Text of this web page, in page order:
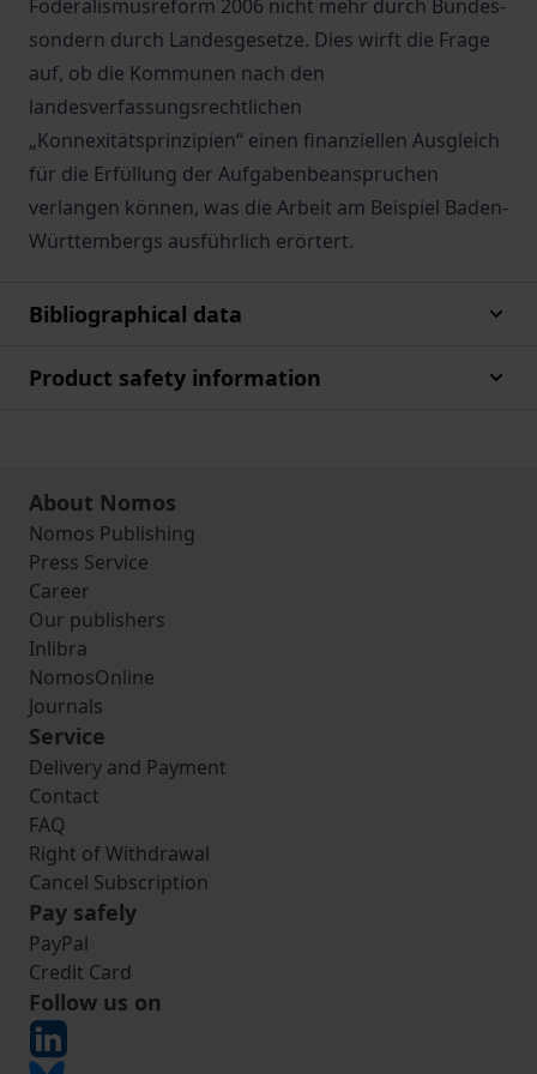
Föderalismusreform 2006 nicht mehr durch Bundes-
sondern durch Landesgesetze. Dies wirft die Frage
auf, ob die Kommunen nach den
landesverfassungsrechtlichen
„Konnexitätsprinzipien“ einen finanziellen Ausgleich
für die Erfüllung der Aufgabenbeanspruchen
verlangen können, was die Arbeit am Beispiel Baden-
Württembergs ausführlich erörtert.
Bibliographical data
Product safety information
About Nomos
Nomos Publishing
Press Service
Career
Our publishers
Inlibra
NomosOnline
Journals
Service
Delivery and Payment
Contact
FAQ
Right of Withdrawal
Cancel Subscription
Pay safely
PayPal
Credit Card
Follow us on